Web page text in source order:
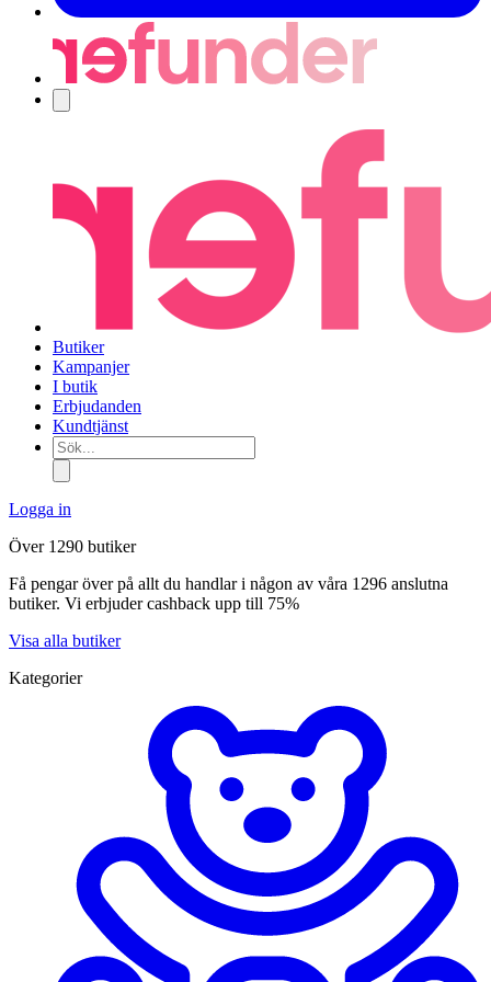
Butiker
Kampanjer
I butik
Erbjudanden
Kundtjänst
Sök...
Logga in
Över 1290 butiker
Få pengar över på allt du handlar i någon av våra 1296 anslutna
butiker. Vi erbjuder cashback upp till 75%
Visa alla butiker
Kategorier